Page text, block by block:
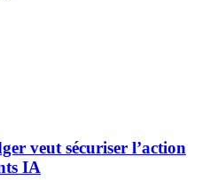
veut sécuriser l’action
IA